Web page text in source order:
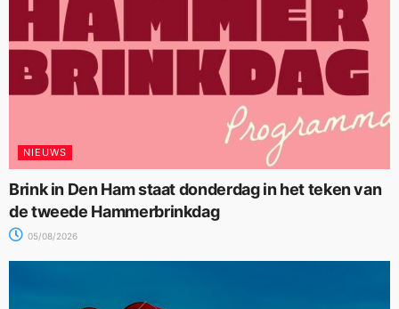
NIEUWS
Brink in Den Ham staat donderdag in het teken van
de tweede Hammerbrinkdag
05/08/2026